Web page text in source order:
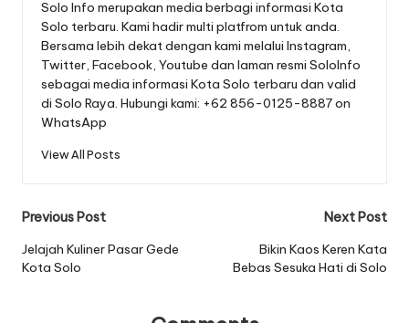
Solo Info merupakan media berbagi informasi Kota
Solo terbaru. Kami hadir multi platfrom untuk anda.
Bersama lebih dekat dengan kami melalui Instagram,
Twitter, Facebook, Youtube dan laman resmi SoloInfo
sebagai media informasi Kota Solo terbaru dan valid
di Solo Raya. Hubungi kami: +62 856-0125-8887 on
WhatsApp
View All Posts
Post
navigation
Previous Post
Jelajah Kuliner Pasar Gede
Kota Solo
Next Post
Bikin Kaos Keren Kata
Bebas Sesuka Hati di Solo